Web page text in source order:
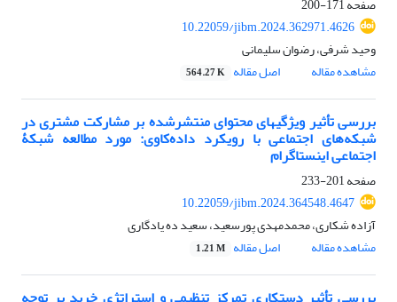
صفحه171-200
10.22059/jibm.2024.362971.4626
وحید شرفی، رضوان سلیمانی
مشاهده مقاله
اصل مقاله 564.27 K
بررسی تأثیر ویژگی‏های محتوای منتشرشده بر مشارکت مشتری در
شبکه‌های اجتماعی با رویکرد داده‌کاوی: مورد مطالعه شبکۀ
اجتماعی اینستاگرام
صفحه201-233
10.22059/jibm.2024.364548.4647
آزاده شکاری، محمدمهدی پورسعید، سعید ده یادگاری
مشاهده مقاله
اصل مقاله 1.21 M